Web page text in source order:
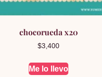
chocorueda x20
$3,400
Me lo llevo